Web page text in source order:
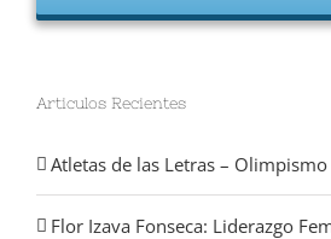
Articulos Recientes
Atletas de las Letras – Olimpismo
Flor Izava Fonseca: Liderazgo